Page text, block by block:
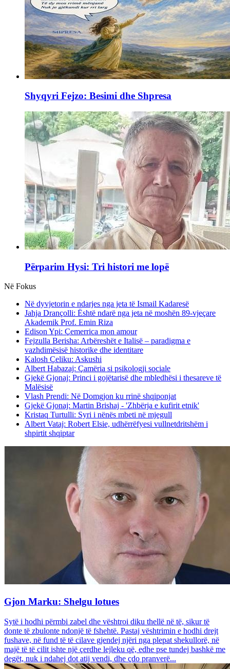
Shyqyri Fejzo: Besimi dhe Shpresa
Përparim Hysi: Tri histori me lopë
Në Fokus
Në dyvjetorin e ndarjes nga jeta të Ismail Kadaresë
Jahja Drançolli: Është ndarë nga jeta në moshën 89-vjeçare
Akademik Prof. Emin Riza
Edison Ypi: Çemerrica mon amour
Fejzulla Berisha: Arbëreshët e Italisë – paradigma e
vazhdimësisë historike dhe identitare
Kalosh Çeliku: Askushi
Albert Habazaj: Çamëria si psikologji sociale
Gjekë Gjonaj: Princi i gojëtarisë dhe mbledhësi i thesareve të
Malësisë
Vlash Prendi: Në Domgjon ku rrinë shqiponjat
Gjekë Gjonaj: Martin Brishaj - 'Zhbërja e kufirit etnik'
Kristaq Turtulli: Syri i nënës mbeti në mjegull
Albert Vataj: Robert Elsie, udhërrëfyesi vullnetdritshëm i
shpirtit shqiptar
Gjon Marku: Shelgu lotues
Sytë i hodhi përmbi zabel dhe vështroi diku thellë në të, sikur të
donte të zbulonte ndonjë të fshehtë. Pastaj vështrimin e hodhi drejt
fushave, në fund të të cilave gjendej njëri nga plepat shekullorë, në
majë të të cilit ishte një çerdhe lejleku që, edhe pse tundej bashkë me
degët, nuk i ndahej dot atij vendi, dhe çdo pranverë...